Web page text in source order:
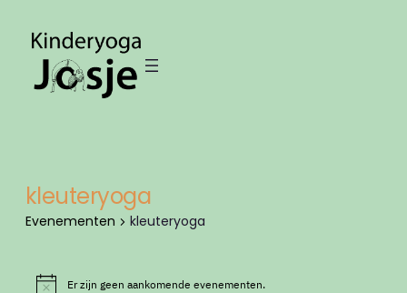
kleuteryoga
Evenementen kleuteryoga
Evenementen
Er zijn geen aankomende evenementen.